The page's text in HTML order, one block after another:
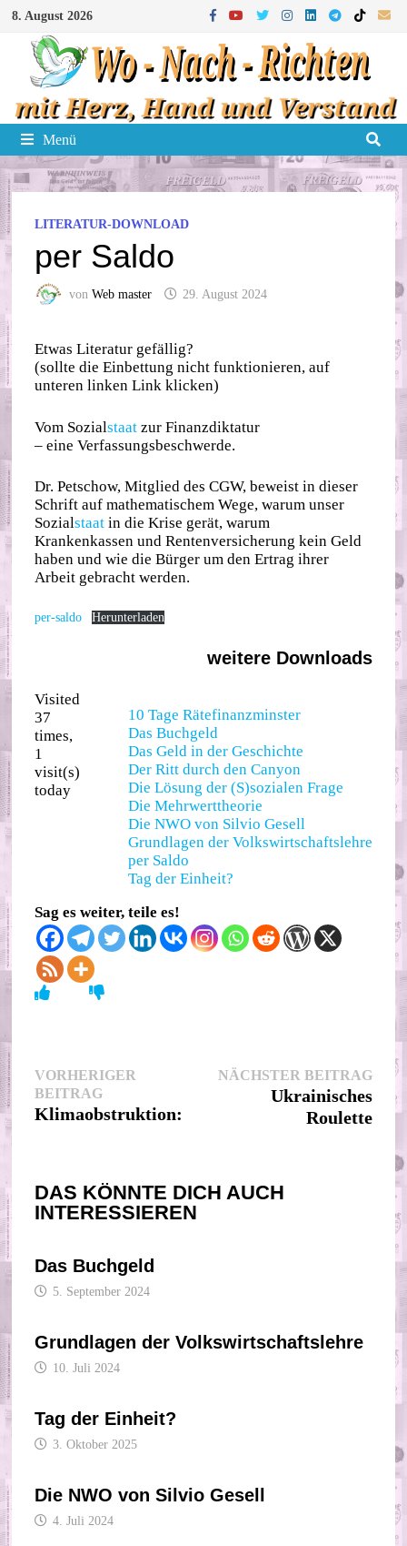
Zum
Inhalt
springen
8. August 2026
Menü
LITERATUR-DOWNLOAD
per Saldo
vonWeb master 29. August 2024
Etwas Literatur gefällig?
(sollte die Einbettung nicht funktionieren, auf
unteren linken Link klicken)
Vom Sozialstaat zur Finanzdiktatur
– eine Verfassungsbeschwerde.
Dr. Petschow, Mitglied des CGW, beweist in dieser
Schrift auf mathematischem Wege, warum unser
Sozialstaat in die Krise gerät, warum
Krankenkassen und Rentenversicherung kein Geld
haben und wie die Bürger um den Ertrag ihrer
Arbeit gebracht werden.
per-saldo Herunterladen
weitere Downloads
10 Tage Rätefinanzminster
Das Buchgeld
Das Geld in der Geschichte
Der Ritt durch den Canyon
Die Lösung der (S)sozialen Frage
Die Mehrwerttheorie
Die NWO von Silvio Gesell
Grundlagen der Volkswirtschaftslehre
per Saldo
Tag der Einheit?
Visited
37
times,
1
visit(s)
today
Sag es weiter, teile es!
Beitragsnavigation
VORHERIGER
BEITRAGVorheriger
Beitrag:
Klimaobstruktion:
NÄCHSTER BEITRAG
Ukrainisches
Roulette
DAS KÖNNTE DICH AUCH
INTERESSIEREN
Das Buchgeld
5. September 2024
Grundlagen der Volkswirtschaftslehre
10. Juli 2024
Tag der Einheit?
3. Oktober 2025
Die NWO von Silvio Gesell
4. Juli 2024